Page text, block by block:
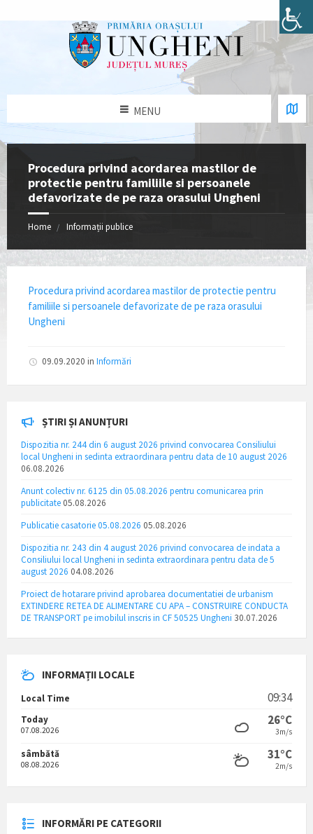
MENU
Procedura privind acordarea mastilor de
protectie pentru familiile si persoanele
defavorizate de pe raza orasului Ungheni
Home Informații publice
Procedura privind acordarea mastilor de protectie pentru
familiile si persoanele defavorizate de pe raza orasului
Ungheni
09.09.2020 in Informări
ȘTIRI ȘI ANUNȚURI
Dispozitia nr. 244 din 6 august 2026 privind convocarea Consiliului
local Ungheni in sedinta extraordinara pentru data de 10 august 2026
06.08.2026
Anunt colectiv nr. 6125 din 05.08.2026 pentru comunicarea prin
publicitate 05.08.2026
Publicatie casatorie 05.08.2026 05.08.2026
Dispozitia nr. 243 din 4 august 2026 privind convocarea de indata a
Consiliului local Ungheni in sedinta extraordinara pentru data de 5
august 2026 04.08.2026
Proiect de hotarare privind aprobarea documentatiei de urbanism
EXTINDERE RETEA DE ALIMENTARE CU APA – CONSTRUIRE CONDUCTA
DE TRANSPORT pe imobilul inscris in CF 50525 Ungheni 30.07.2026
INFORMAȚII LOCALE
Local Time 09:34
Today
07.08.2026
26°C
3m/s
sâmbătă
08.08.2026
31°C
2m/s
INFORMĂRI PE CATEGORII